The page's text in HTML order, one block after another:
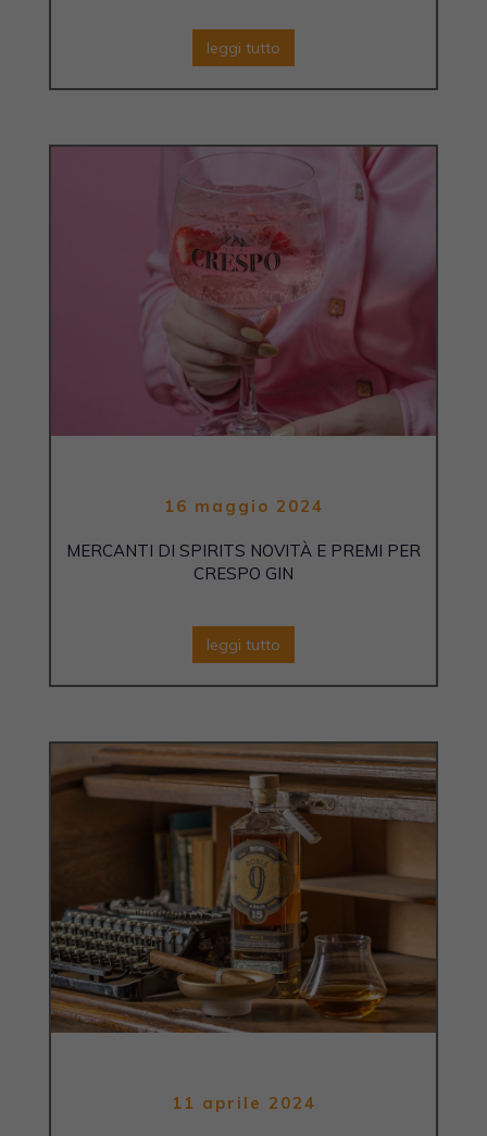
leggi tutto
16 maggio 2024
MERCANTI DI SPIRITS NOVITÀ E PREMI PER
CRESPO GIN
leggi tutto
11 aprile 2024